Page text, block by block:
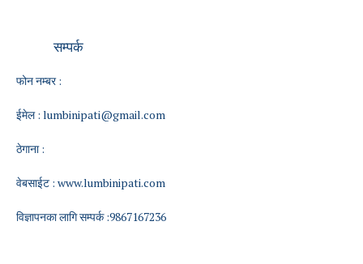
सम्पर्क
फोन नम्बर :
ईमेल : lumbinipati@gmail.com
ठेगाना :
वेबसाईट : www.lumbinipati.com
विज्ञापनका लागि सम्पर्क :9867167236